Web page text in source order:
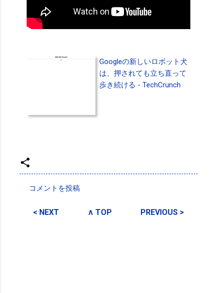
Googleの新しいロボット犬
は、押されても立ち直って
歩き続ける - TechCrunch
メ
コメントを投稿
< NEXT ∧ TOP PREVIOUS >